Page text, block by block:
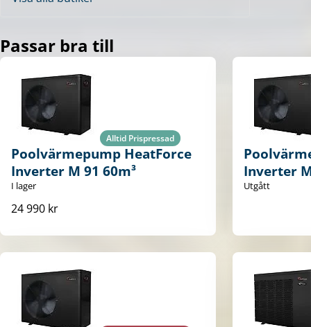
Passar bra till
Alltid Prispressad
Poolvärmepump HeatForce
Inverter M 91 60m³
I lager
24 990 kr
Inverter
Utgått